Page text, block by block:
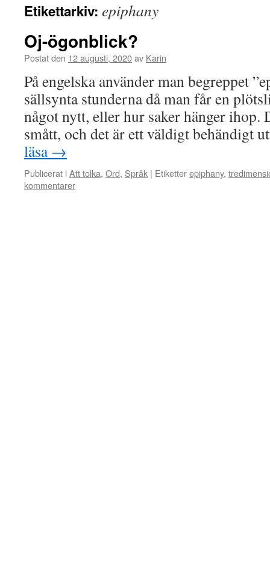
Etikettarkiv: epiphany
Oj-ögonblick?
Postat den 12 augusti, 2020av Karin
På engelska använder man begreppet
sällsynta stunderna då man får en
något nytt, eller hur saker hänger ihop.
smått, och det är ett väldigt behändigt
läsa →
Publicerat iAtt tolka, Ord, Språk | Etiketterepiphany,
kommentarer